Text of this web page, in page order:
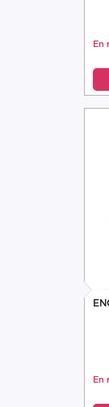
En
En